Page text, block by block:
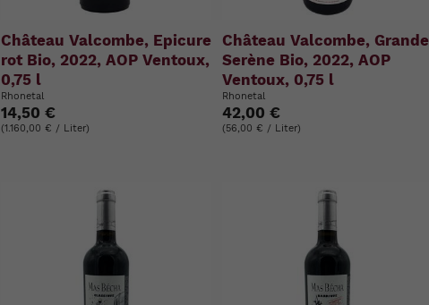
Château Valcombe, Epicure
rot Bio, 2022, AOP Ventoux,
0,75 l
Rhonetal
14,50 €
(1.160,00 € / Liter)
Château Valcombe, Grande
Serène Bio, 2022, AOP
Ventoux, 0,75 l
Rhonetal
42,00 €
(56,00 € / Liter)